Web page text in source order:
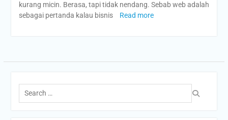
kurang micin. Berasa, tapi tidak nendang. Sebab web adalah
sebagai pertanda kalau bisnis
Read more
Search
for: